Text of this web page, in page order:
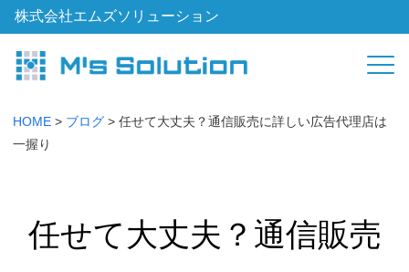
株式会社エムズソリューション
HOME > ブログ >任せて大丈夫？通信販売に詳しい広告代理店は
一握り
任せて大丈夫？通信販売